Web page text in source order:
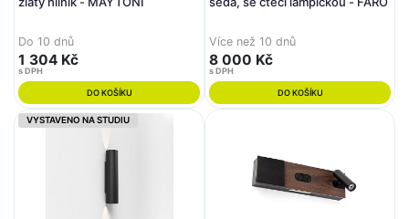
Do 10 dnů
1 304 Kč
s DPH
DO KOŠÍKU
Více než 10 dnů
8 000 Kč
s DPH
DO KOŠÍKU
VYSTAVENO NA STUDIU